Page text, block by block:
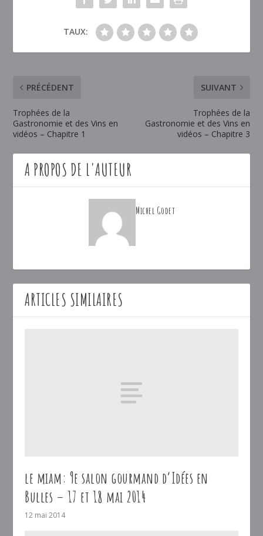
TAUX:
PRÉCÉDENT
Trophées de la
Gastronomie et des Vins en
vidéos – Chapitre 1
SUIVANT
Trophées de la
Gastronomie et des Vins en
vidéos – Chapitre 3
A PROPOS DE L'AUTEUR
Michel Godet
ARTICLES SIMILAIRES
le miam: 9e salon gourmand d’Idées en
Bulles – 17 et 18 mai 2014
12 mai 2014